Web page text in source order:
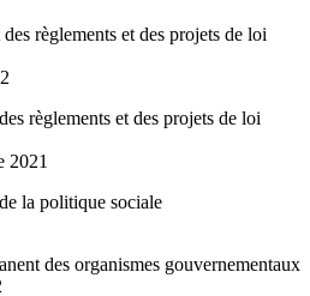
règlements et des projets de loi
règlements et des projets de loi
2021
la politique sociale
des organismes gouvernementaux